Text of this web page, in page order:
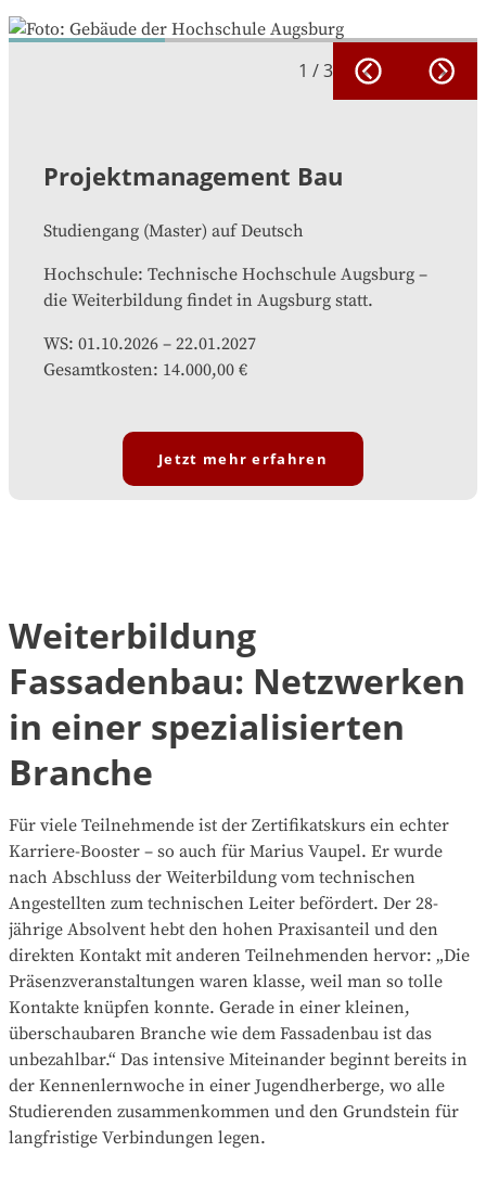
Projektmanagement Bau
Studiengang (Master) auf Deutsch
Hochschule: Technische Hochschule Augsburg –
die Weiterbildung findet in Augsburg statt.
WS: 01.10.2026 – 22.01.2027
Gesamtkosten: 14.000,00 €
Jetzt mehr erfahren
1 /3
Weiterbildung
Fassadenbau: Netzwerken
in einer spezialisierten
Branche
Für viele Teilnehmende ist der Zertifikatskurs ein echter
Karriere-Booster – so auch für Marius Vaupel. Er wurde
nach Abschluss der Weiterbildung vom technischen
Angestellten zum technischen Leiter befördert. Der 28-
jährige Absolvent hebt den hohen Praxisanteil und den
direkten Kontakt mit anderen Teilnehmenden hervor: „Die
Präsenzveranstaltungen waren klasse, weil man so tolle
Kontakte knüpfen konnte. Gerade in einer kleinen,
überschaubaren Branche wie dem Fassadenbau ist das
unbezahlbar.“ Das intensive Miteinander beginnt bereits in
der Kennenlernwoche in einer Jugendherberge, wo alle
Studierenden zusammenkommen und den Grundstein für
langfristige Verbindungen legen.